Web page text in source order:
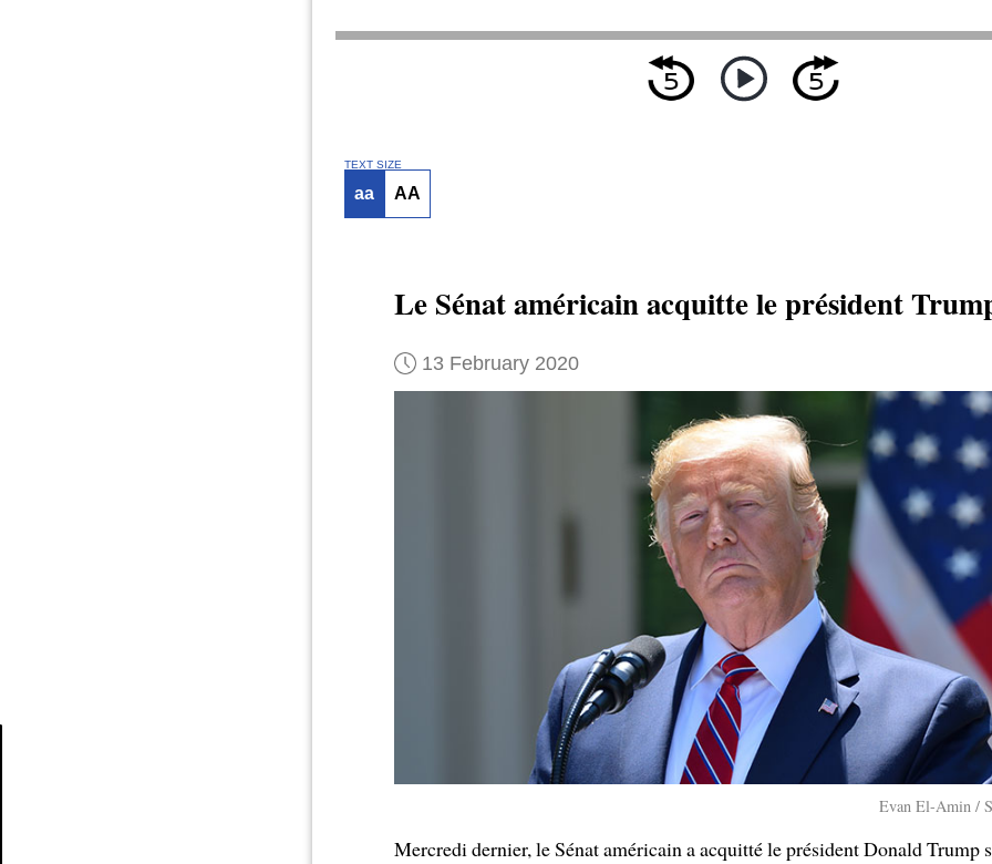
TEXT SIZE
aa AA
Le Sénat américain acquitte le président
13 February 2020
Evan El-Amin /
Mercredi dernier, le Sénat américain a acquitté le président Donald Trump